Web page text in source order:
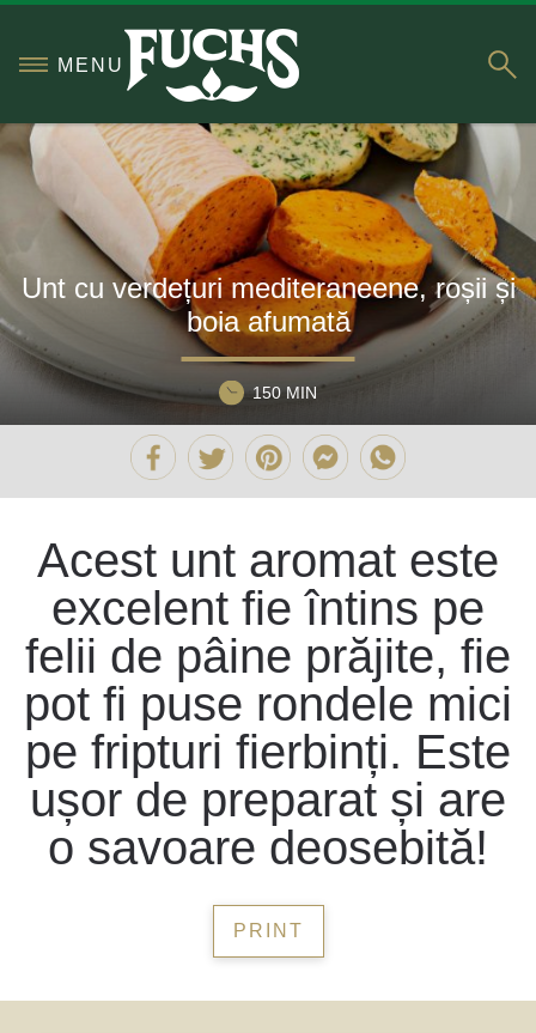
MENU
Unt cu verdețuri mediteraneene, roșii și
boia afumată
150 MIN
Acest unt aromat este
excelent fie întins pe
felii de pâine prăjite, fie
pot fi puse rondele mici
pe fripturi fierbinți. Este
ușor de preparat și are
o savoare deosebită!
PRINT